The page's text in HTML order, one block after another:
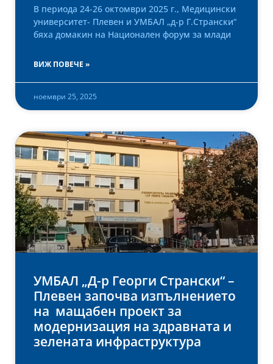
В периода 24-26 октомври 2025 г., Медицински
университет- Плевен и УМБАЛ „д-р Г.Странски“
бяха домакин на Национален форум за млади
ВИЖ ПОВЕЧЕ »
ноември 25, 2025
УМБАЛ „Д-р Георги Странски“ –
Плевен започва изпълнението
на мащабен проект за
модернизация на здравната и
зелената инфраструктура